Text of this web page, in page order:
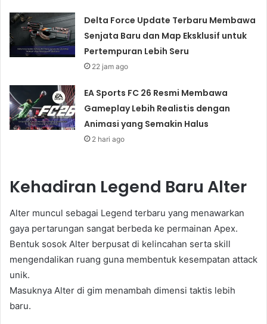
Delta Force Update Terbaru Membawa
Senjata Baru dan Map Eksklusif untuk
Pertempuran Lebih Seru
22 jam ago
EA Sports FC 26 Resmi Membawa
Gameplay Lebih Realistis dengan
Animasi yang Semakin Halus
2 hari ago
Kehadiran Legend Baru Alter
Alter muncul sebagai Legend terbaru yang menawarkan
gaya pertarungan sangat berbeda ke permainan Apex.
Bentuk sosok Alter berpusat di kelincahan serta skill
mengendalikan ruang guna membentuk kesempatan attack
unik.
Masuknya Alter di gim menambah dimensi taktis lebih
baru.